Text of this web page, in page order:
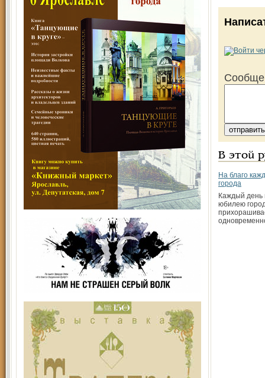
В этой
На благо
города
Каждый день
юбилею